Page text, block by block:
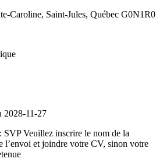
Caroline, Saint-Jules, Québec G0N1R0
2028-11-27
SVP Veuillez inscrire le nom de la
l’envoi et joindre votre CV, sinon votre